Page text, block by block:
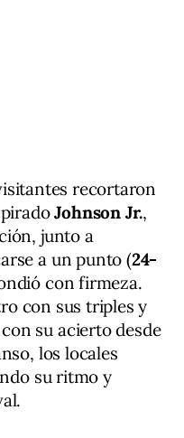
recortaron
Johnson Jr.,
junto a
a un punto (24-
con firmeza.
con sus triples y
su acierto desde
los locales
su ritmo y